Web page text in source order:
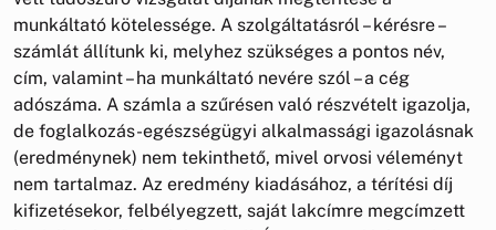
munkáltató kötelessége. A szolgáltatásról – kérésre –
számlát állítunk ki, melyhez szükséges a pontos név,
cím, valamint – ha munkáltató nevére szól – a cég
adószáma. A számla a szűrésen való részvételt igazolja,
de foglalkozás-egészségügyi alkalmassági igazolásnak
(eredménynek) nem tekinthető, mivel orvosi véleményt
nem tartalmaz. Az eredmény kiadásához, a térítési díj
kifizetésekor, felbélyegzett, saját lakcímre megcímzett